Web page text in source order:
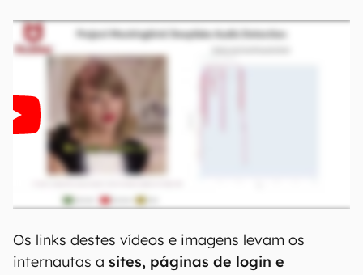
Os links destes vídeos e imagens levam os
internautas a sites, páginas de login e